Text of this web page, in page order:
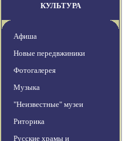
КУЛЬТУРА
Афиша
Новые передвжиники
Фотогалерея
Музыка
"Неизвестные" музеи
Риторика
Русские храмы и